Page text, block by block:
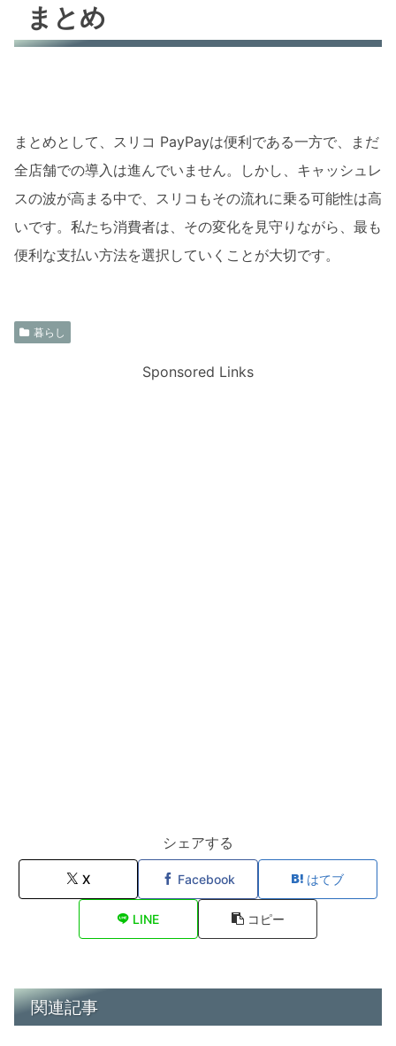
まとめ
まとめとして、スリコ PayPayは便利である一方で、まだ
全店舗での導入は進んでいません。しかし、キャッシュレ
スの波が高まる中で、スリコもその流れに乗る可能性は高
いです。私たち消費者は、その変化を見守りながら、最も
便利な支払い方法を選択していくことが大切です。
暮らし
Sponsored Links
シェアする
X Facebook はてブ
LINE コピー
関連記事